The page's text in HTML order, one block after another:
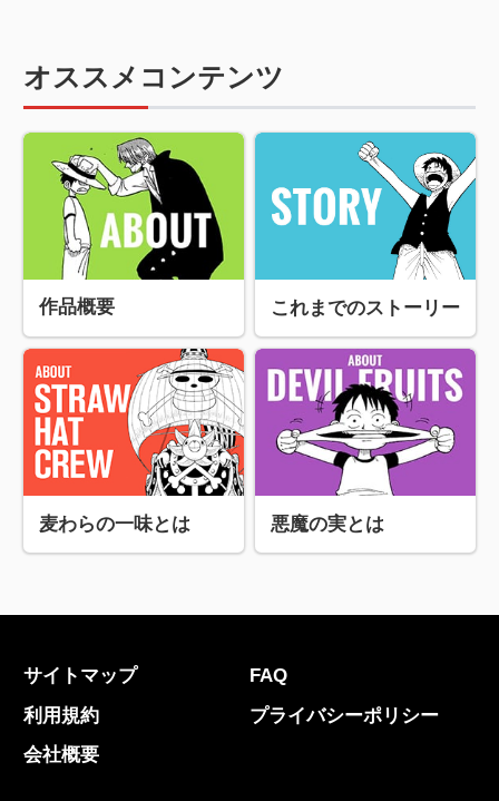
オススメコンテンツ
作品概要 これまでのストーリー
麦わらの一味とは 悪魔の実とは
サイトマップ
FAQ
利用規約
プライバシーポリシー
会社概要